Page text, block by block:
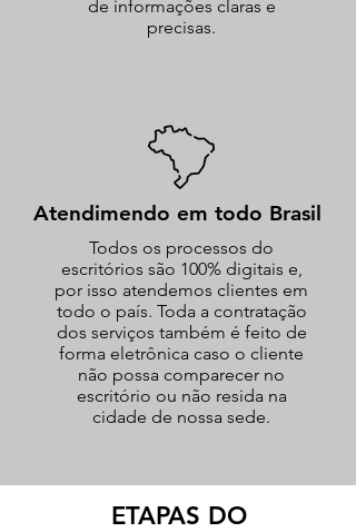
de informações claras e
precisas.
Atendimendo em todo Brasil
Todos os processos do
escritórios são 100% digitais e,
por isso atendemos clientes em
todo o país. Toda a contratação
dos serviços também é feito de
forma eletrônica caso o cliente
não possa comparecer no
escritório ou não resida na
cidade de nossa sede.
ETAPAS DO